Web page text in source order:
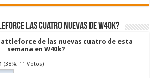
las cuatro nuevas de W40k?
de las nuevas cuatro de esta
semana en W40k?
(38%, 11 Votos)